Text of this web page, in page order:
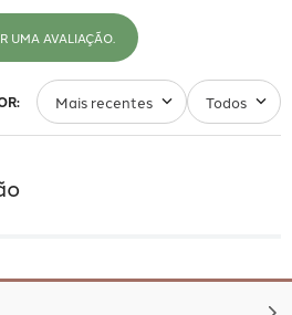
UMA AVALIAÇÃO.
Mais recentes Todos